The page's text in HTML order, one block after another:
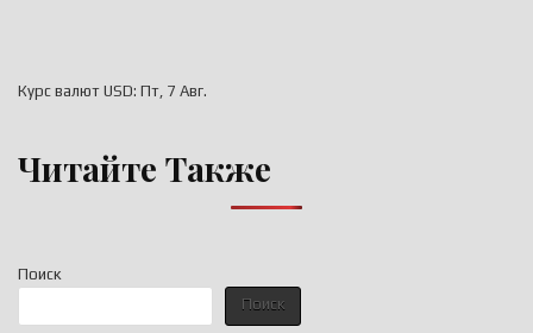
Поиск
Поиск
Курс валют USD: Пт, 7 Авг.
Читайте Также